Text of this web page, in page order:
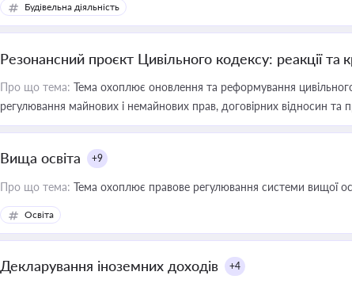
Будівельна діяльність
Резонансний проєкт Цивільного кодексу: реакції та
Про що тема: Тема охоплює оновлення та реформування
регулювання майнових і немайнових прав, договірних відносин та
Вища освіта +9
Про що тема: Тема охоплює правове регулювання системи вищої
Освіта
Декларування іноземних доходів +4